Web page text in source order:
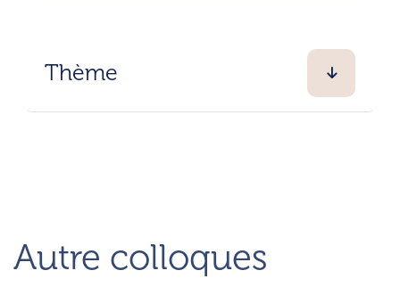
Thème
Autre colloques